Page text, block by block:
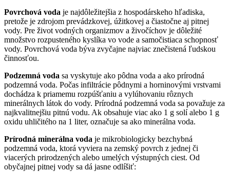
Povrchová voda je najdôležitejšia z hospodárskeho hľadiska,
pretože je zdrojom prevádzkovej, úžitkovej a čiastočne aj pitnej
vody. Pre život vodných organizmov a živočíchov je dôležité
množstvo rozpusteného kyslíka vo vode a samočistiaca schopnosť
vody. Povrchová voda býva zvyčajne najviac znečistená ľudskou
činnosťou.
Podzemná voda sa vyskytuje ako pôdna voda a ako prírodná
podzemná voda. Počas infiltrácie pôdnymi a horninovými vrstvami
dochádza k priamemu rozpúšťaniu a vylúhovaniu rôznych
minerálnych látok do vody. Prírodná podzemná voda sa považuje za
najkvalitnejšiu pitnú vodu. Ak obsahuje viac ako 1 g solí alebo 1 g
oxidu uhličitého na 1 liter, označuje sa ako minerálna voda.
Prírodná minerálna voda je mikrobiologicky bezchybná
podzemná voda, ktorá vyviera na zemský povrch z jednej či
viacerých prirodzených alebo umelých výstupných ciest. Od
obyčajnej pitnej vody sa dá jasne odlíšiť: